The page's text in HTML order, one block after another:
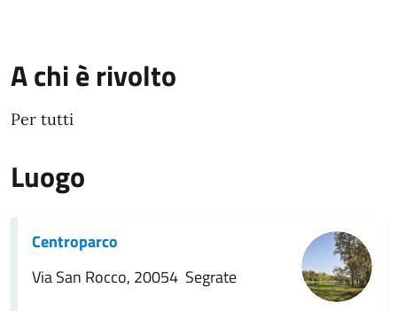
A chi è rivolto
Per tutti
Luogo
Centroparco
Via San Rocco, 20054 Segrate